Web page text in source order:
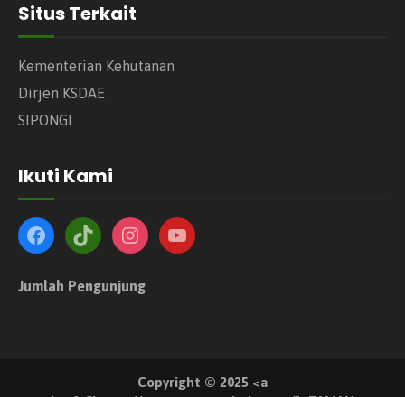
Situs Terkait
Kementerian Kehutanan
Dirjen KSDAE
SIPONGI
Ikuti Kami
Jumlah Pengunjung
Copyright © 2025 <a